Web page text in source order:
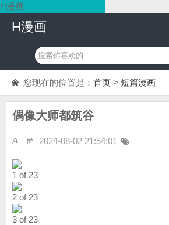
H漫画
H漫画
您现在的位置是： 首页 > 短篇漫画
偶像大师都筑谷
2024-08-02 21:54:01
1 of 23
2 of 23
3 of 23